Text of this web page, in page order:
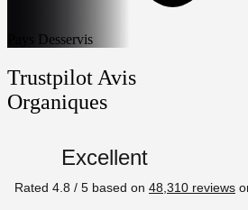
Pays Desservis
Trustpilot Avis
Organiques